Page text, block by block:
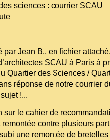
sciences : courrier SCAU
par Jean B., en fichier
SCAU à Paris à
Quartier des Sciences /
réponse de notre courrier
!...
sur le cahier de
contre plusieurs
une remontée de